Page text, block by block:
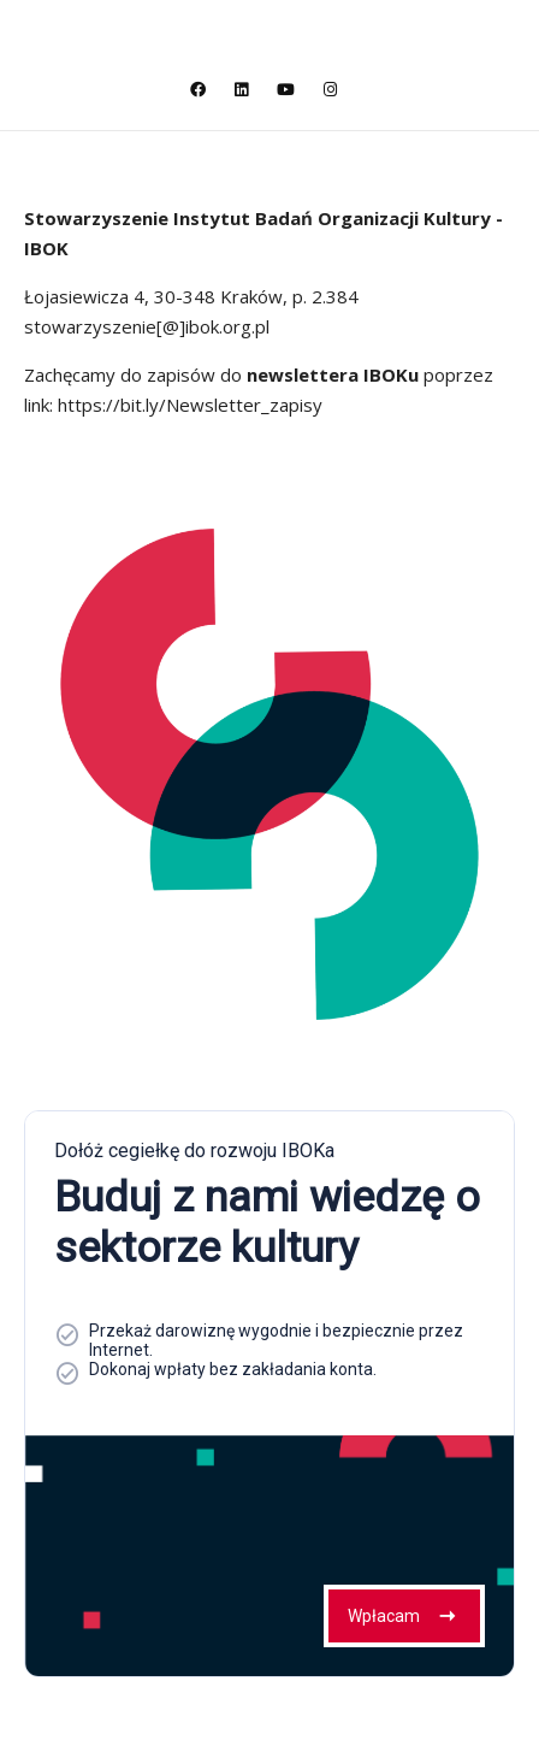
Stowarzyszenie Instytut Badań Organizacji Kultury -
IBOK
Łojasiewicza 4, 30-348 Kraków, p. 2.384
stowarzyszenie[@]ibok.org.pl
Zachęcamy do zapisów do newslettera IBOKu poprzez
link: https://bit.ly/Newsletter_zapisy